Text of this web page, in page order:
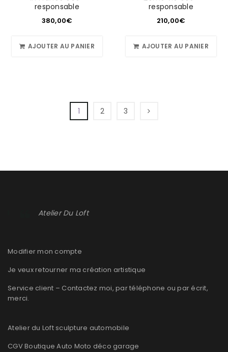
responsable
380,00€
AJOUTER AU PANIER
responsable
210,00€
AJOUTER AU PANIER
1 2 3
Atelier Du Loft
Modifier mon compte
Je veux retourner ma création artistique
Service client – Contactez moi, par téléphone ou par écrit,
merci.
Atelier du Loft sculpture automobile
CGV Boutique Auto Moto déco garage